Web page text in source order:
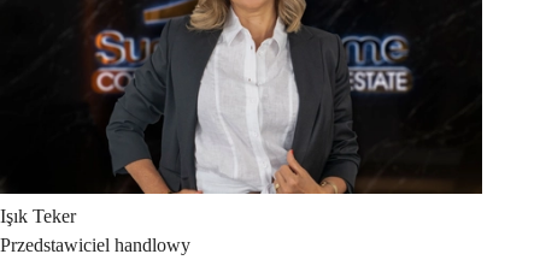
Işık Teker
Przedstawiciel handlowy